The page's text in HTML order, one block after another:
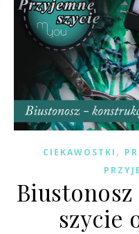
CIEKAWOSTKI ,
szycie